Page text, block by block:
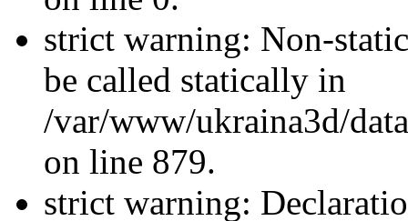
strict warning: Non-
be called statically in
/var/www/ukraina3d/
on line 879.
strict warning: